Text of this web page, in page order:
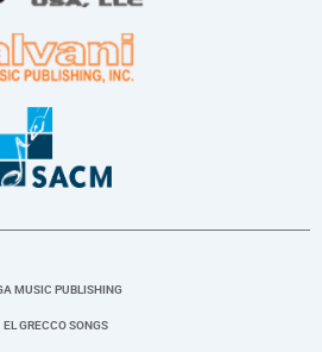
MUSIC PUBLISHING
EL GRECCO SONGS